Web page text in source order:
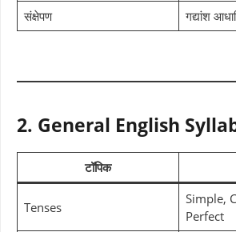
संक्षेपण
गद्यांश
2. General English
टॉपिक
Tenses
Simple,
Perfect